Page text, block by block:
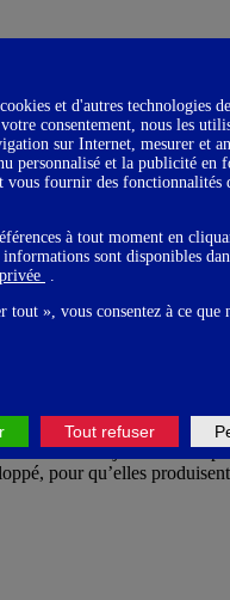
femmes, à tous les
les femmes comme
définis notamment dans
croissance économique,
faciliter l’accès à la
ont toujours été des
pour qu’elles
et d'autres technologies
consentement, nous les
sur Internet, mesurer et
personnalisé et la publicité en
vous fournir des fonctionnalités
à tout moment en
sont disponibles
.
tout », vous consentez à ce que
Tout refuser